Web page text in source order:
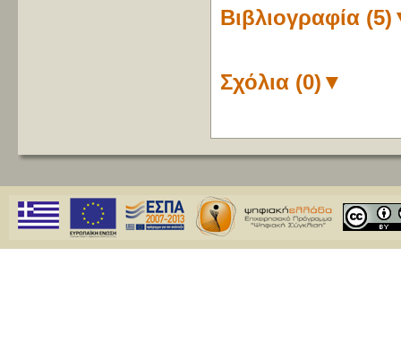
Βιβλιογραφία (5)
Σχόλια (0) ▼